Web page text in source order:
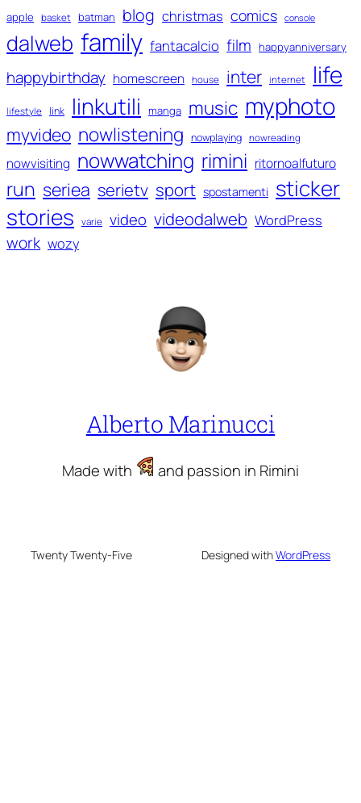
apple basket batman blog christmas comics console
dalweb family fantacalcio film happyanniversary
happybirthday homescreen house inter internet life
lifestyle link linkutili manga music myphoto
myvideo nowlistening nowplaying nowreading
nowvisiting nowwatching rimini ritornoalfuturo
run seriea serietv sport spostamenti sticker
stories
varie video videodalweb WordPress
work wozy
Alberto Marinucci
Made with and passion in Rimini
Twenty Twenty-Five Designed withWordPress